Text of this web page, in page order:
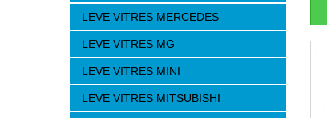
LEVE VITRES MERCEDES
LEVE VITRES MG
LEVE VITRES MINI
LEVE VITRES MITSUBISHI